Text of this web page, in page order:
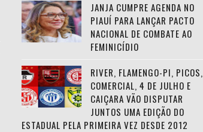
JANJA CUMPRE AGENDA NO
PIAUÍ PARA LANÇAR PACTO
NACIONAL DE COMBATE AO
FEMINICÍDIO
RIVER, FLAMENGO-PI, PICOS,
COMERCIAL, 4 DE JULHO E
CAIÇARA VÃO DISPUTAR
JUNTOS UMA EDIÇÃO DO
ESTADUAL PELA PRIMEIRA VEZ DESDE 2012